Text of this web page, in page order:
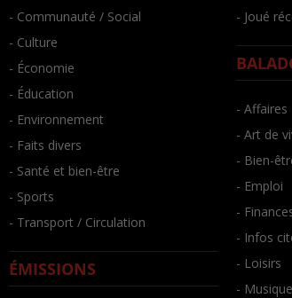
- Communauté / Social
- Culture
- Économie
- Éducation
- Environnement
- Faits divers
- Santé et bien-être
- Sports
- Transport / Circulation
ÉMISSIONS
- Joué
- Affaires
- Art de
- Bien-
- Emploi
-
- Infos
- Loisirs
- Musique